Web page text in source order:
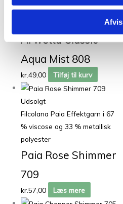
Afvis
(superwash-behandlet) og 20
Arwetta Classic
Aqua Mist 808
kr.49,00 Tilføj til kurv
Udsolgt
Filcolana Paia Effektgarn i 67
% viscose og 33 % metallisk
polyester
Paia Rose Shimmer
709
kr.57,00 Læs mere